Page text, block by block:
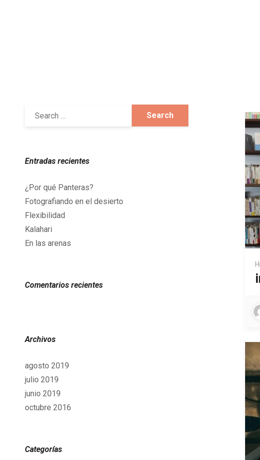
Entradas recientes
¿Por qué Panteras?
Fotografiando en el desierto
Flexibilidad
Kalahari
En las arenas
Comentarios recientes
Archivos
agosto 2019
julio 2019
junio 2019
octubre 2016
Categorías